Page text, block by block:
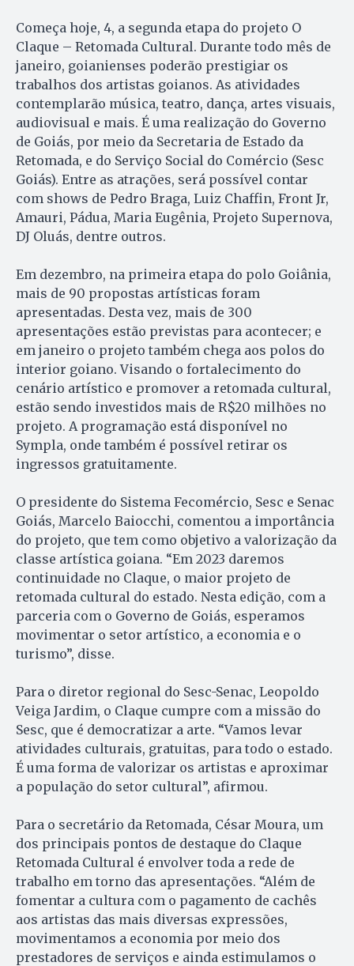
Começa hoje, 4, a segunda etapa do projeto O
Claque – Retomada Cultural. Durante todo mês de
janeiro, goianienses poderão prestigiar os
trabalhos dos artistas goianos. As atividades
contemplarão música, teatro, dança, artes visuais,
audiovisual e mais. É uma realização do Governo
de Goiás, por meio da Secretaria de Estado da
Retomada, e do Serviço Social do Comércio (Sesc
Goiás). Entre as atrações, será possível contar
com shows de Pedro Braga, Luiz Chaffin, Front Jr,
Amauri, Pádua, Maria Eugênia, Projeto Supernova,
DJ Oluás, dentre outros.
Em dezembro, na primeira etapa do polo Goiânia,
mais de 90 propostas artísticas foram
apresentadas. Desta vez, mais de 300
apresentações estão previstas para acontecer; e
em janeiro o projeto também chega aos polos do
interior goiano. Visando o fortalecimento do
cenário artístico e promover a retomada cultural,
estão sendo investidos mais de R$20 milhões no
projeto. A programação está disponível no
Sympla, onde também é possível retirar os
ingressos gratuitamente.
O presidente do Sistema Fecomércio, Sesc e Senac
Goiás, Marcelo Baiocchi, comentou a importância
do projeto, que tem como objetivo a valorização da
classe artística goiana. “Em 2023 daremos
continuidade no Claque, o maior projeto de
retomada cultural do estado. Nesta edição, com a
parceria com o Governo de Goiás, esperamos
movimentar o setor artístico, a economia e o
turismo”, disse.
Para o diretor regional do Sesc-Senac, Leopoldo
Veiga Jardim, o Claque cumpre com a missão do
Sesc, que é democratizar a arte. “Vamos levar
atividades culturais, gratuitas, para todo o estado.
É uma forma de valorizar os artistas e aproximar
a população do setor cultural”, afirmou.
Para o secretário da Retomada, César Moura, um
dos principais pontos de destaque do Claque
Retomada Cultural é envolver toda a rede de
trabalho em torno das apresentações. “Além de
fomentar a cultura com o pagamento de cachês
aos artistas das mais diversas expressões,
movimentamos a economia por meio dos
prestadores de serviços e ainda estimulamos o